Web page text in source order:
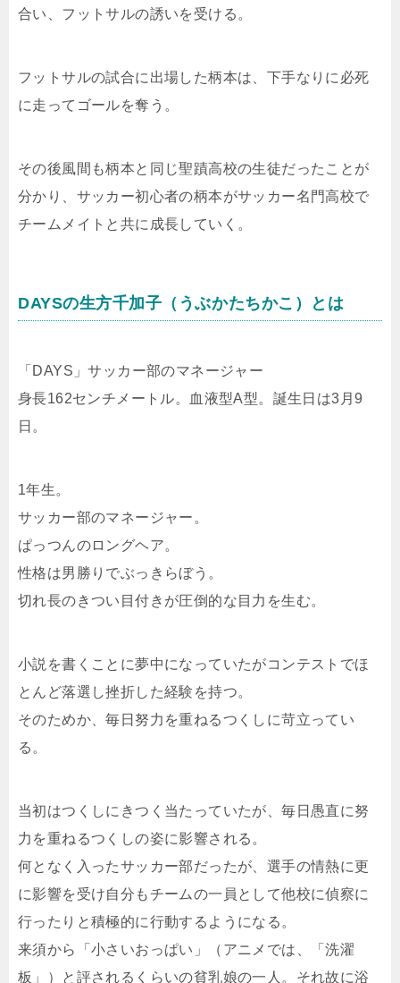
合い、フットサルの誘いを受ける。
フットサルの試合に出場した柄本は、下手なりに必死
に走ってゴールを奪う。
その後風間も柄本と同じ聖蹟高校の生徒だったことが
分かり、サッカー初心者の柄本がサッカー名門高校で
チームメイトと共に成長していく。
DAYSの生方千加子（うぶかたちかこ）とは
「DAYS」サッカー部のマネージャー
身長162センチメートル。血液型A型。誕生日は3月9
日。
1年生。
サッカー部のマネージャー。
ぱっつんのロングヘア。
性格は男勝りでぶっきらぼう。
切れ長のきつい目付きが圧倒的な目力を生む。
小説を書くことに夢中になっていたがコンテストでほ
とんど落選し挫折した経験を持つ。
そのためか、毎日努力を重ねるつくしに苛立ってい
る。
当初はつくしにきつく当たっていたが、毎日愚直に努
力を重ねるつくしの姿に影響される。
何となく入ったサッカー部だったが、選手の情熱に更
に影響を受け自分もチームの一員として他校に偵察に
行ったりと積極的に行動するようになる。
来須から「小さいおっぱい」（アニメでは、「洗濯
板」）と評されるくらいの貧乳娘の一人。それ故に浴